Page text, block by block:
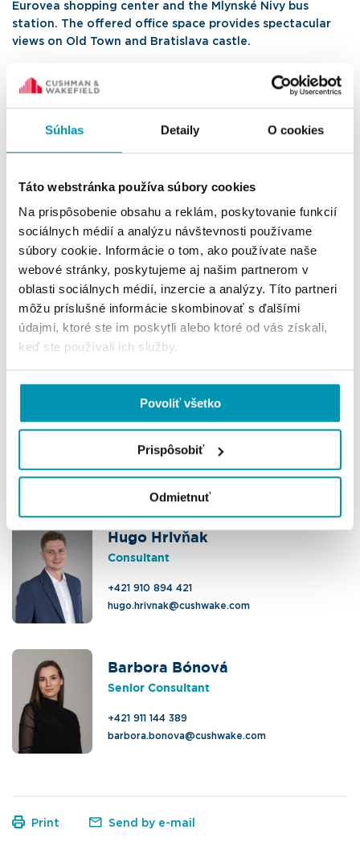
Súhlas Detaily O cookies
Táto webstránka používa súbory cookies
Na prispôsobenie obsahu a reklám, poskytovanie funkcií
sociálnych médií a analýzu návštevnosti používame
súbory cookie. Informácie o tom, ako používate naše
webové stránky, poskytujeme aj našim partnerom v
oblasti sociálnych médií, inzercie a analýzy. Títo partneri
môžu príslušné informácie skombinovať s ďalšími
údajmi, ktoré ste im poskytli alebo ktoré od vás získali,
keď ste používali ich služby.
Povoliť všetko
Prispôsobiť
Odmietnuť
Eurovea shopping center and the Mlynské Nivy bus
station. The offered office space provides spectacular
views on Old Town and Bratislava castle.
Total building size
Client pays no commission
I'm interested in this office
Contact us
Radovan Mihálek
Head of Office Agency
+421 911 758 118
radovan.mihalek@cushwake.com
Hugo Hrivňak
Consultant
+421 910 894 421
hugo.hrivnak@cushwake.com
Barbora Bónová
Senior Consultant
+421 911 144 389
barbora.bonova@cushwake.com
Print Send by e-mail